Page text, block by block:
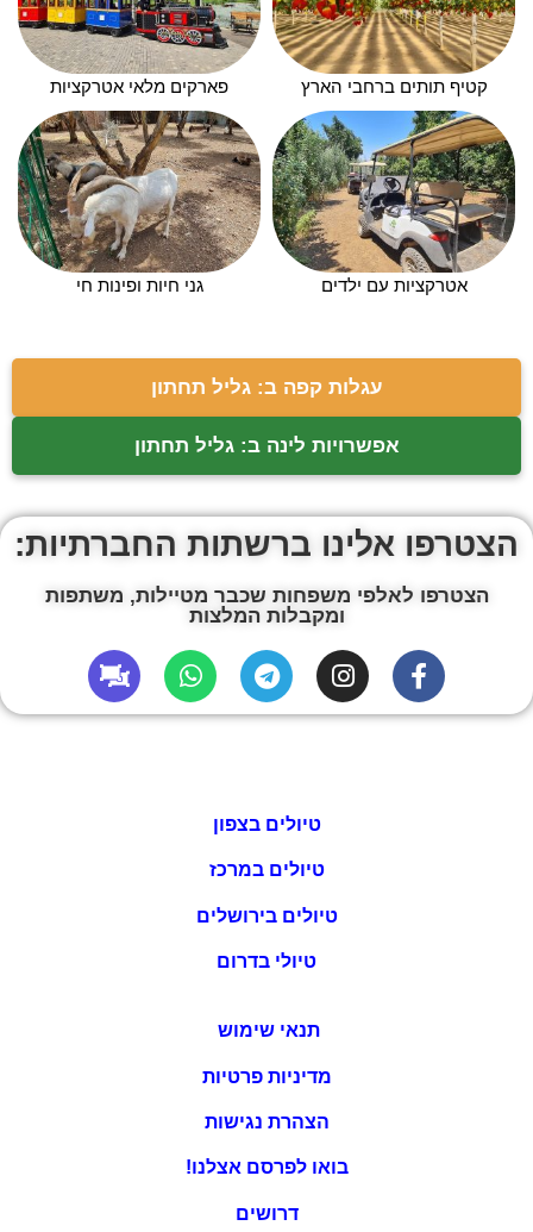
קטיף תותים ברחבי הארץ פארקים מלאי אטרקציות
אטרקציות עם ילדים גני חיות ופינות חי
עגלות קפה ב: גליל תחתון
אפשרויות לינה ב: גליל תחתון
הצטרפו אלינו ברשתות החברתיות:
הצטרפו לאלפי משפחות שכבר מטיילות, משתפות
ומקבלות המלצות
טיולים בצפון
טיולים במרכז
טיולים בירושלים
טיולי בדרום
תנאי שימוש
מדיניות פרטיות
הצהרת נגישות
בואו לפרסם אצלנו!
דרושים